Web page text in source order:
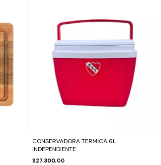
CONSERVADORA TERMICA 6L
INDEPENDIENTE
$27.300,00